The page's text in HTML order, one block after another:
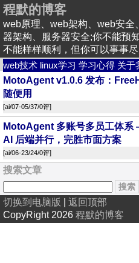
程默的博客
web原理、web架构、web安全
器架构、服务器安全;你不能预
不能样样顺利，但你可以事事
web技术 linux学习 学习心得 关于
MotoAgent v1.0.6 发布：
随便用
[ai/07-05/37/0评]
MotoAgent 多账号多员工体系
AI 后端并行，完胜市面方案
[ai/06-23/24/0评]
搜索文章
切换到电脑版
返回顶部
CopyRight 2026 程默的博客